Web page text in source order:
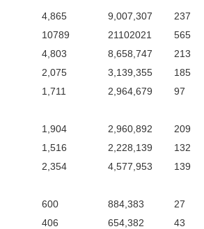
4,865 9,007,307
237
10789 21102021
565
4,803 8,658,747
213
2,075 3,139,355
185
1,711 2,964,679 97
1,904 2,960,892
209
1,516 2,228,139
132
2,354 4,577,953 139
600 884,383
27
406 654,382
43